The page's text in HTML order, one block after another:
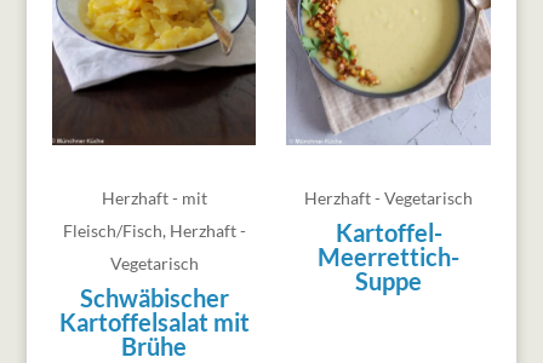
Herzhaft - mit
Fleisch/Fisch, Herzhaft -
Vegetarisch
Schwäbischer
Kartoffelsalat mit
Brühe
Herzhaft - Vegetarisch
Kartoffel-
Meerrettich-
Suppe